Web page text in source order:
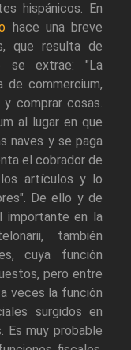
hispánicos. En
hace una breve
que resulta de
se extrae: "La
de commercium,
comprar cosas.
al lugar en que
naves y se paga
el cobrador de
artículos y lo
De ello y de
importante en la
también
cuya función
pero entre
veces la función
surgidos en
muy probable